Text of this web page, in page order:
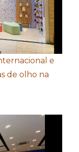
e
de olho na